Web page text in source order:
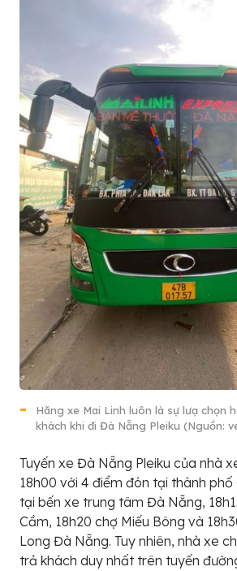
Hãng xe Mai Linh luôn là sự lưạ chọn
khách khi đi Đà Nẵng Pleiku (Nguồn:
Tuyến xe Đà Nẵng Pleiku của nhà
18h00 với 4 điểm đón tại thành
tại bến xe trung tâm Đà Nẵng,
Cầm, 18h20 chợ Miếu Bông và
Long Đà Nẵng. Tuy nhiên, nhà xe
trả khách duy nhất trên tuyến